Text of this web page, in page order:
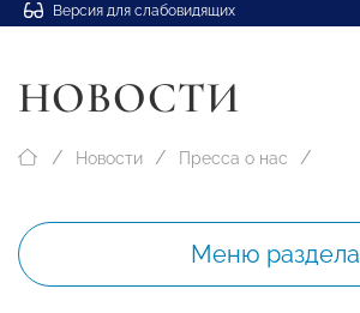
Версия для слабовидящих
НОВОСТИ
Новости Пресса о нас
Меню раздела